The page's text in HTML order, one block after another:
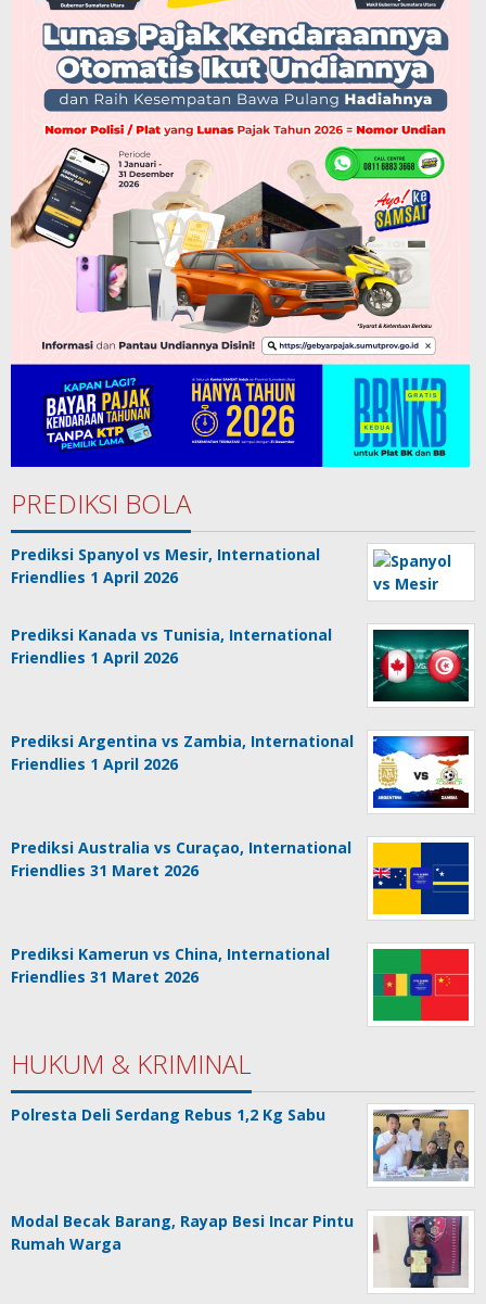
PREDIKSI BOLA
Prediksi Spanyol vs Mesir, International
Friendlies 1 April 2026
Prediksi Kanada vs Tunisia, International
Friendlies 1 April 2026
Prediksi Argentina vs Zambia, International
Friendlies 1 April 2026
Prediksi Australia vs Curaçao, International
Friendlies 31 Maret 2026
Prediksi Kamerun vs China, International
Friendlies 31 Maret 2026
HUKUM & KRIMINAL
Polresta Deli Serdang Rebus 1,2 Kg Sabu
Modal Becak Barang, Rayap Besi Incar Pintu
Rumah Warga